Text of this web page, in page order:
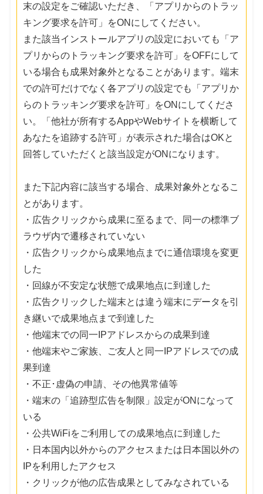
末の設定をご確認いただき、「アプリからのトラッ
キング要求を許可」をONにしてください。
また該当インストールアプリの設定においても「ア
プリからのトラッキング要求を許可」をOFFにして
いる場合も成果対象外となることがあります。端末
での許可だけでなく各アプリの設定でも「アプリか
らのトラッキング要求を許可」をONにしてくださ
い。「他社が所有するAppやWebサイトを横断して
あなたを追跡する許可」が表示された場合はOKと
回答していただくと該当設定がONになります。
また下記内容に該当する場合、成果対象外となるこ
とがあります。
・広告クリックから成果に至るまで、同一の標準ブ
ラウザ内で遷移されていない
・広告クリックから成果地点までに通信環境を変更
した
・回線が不安定な状態で成果地点に到達した
・広告クリックした端末とは違う端末にデータを引
き継いで成果地点まで到達した
・他端末での同一IPアドレスからの成果到達
・他端末やご家族、ご友人と同一IPアドレスでの成
果到達
・不正･虚偽の申請、その他異常値等
・端末の「追跡型広告を制限」設定がONになって
いる
・公共WiFiをご利用しての成果地点に到達した
・日本国内以外からのアクセスまたは日本国以外の
IPを利用したアクセス
・クリックが他の広告成果としてみなされている